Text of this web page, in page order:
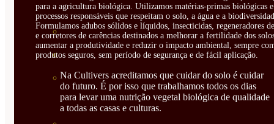
CARENCIAS
ENRAIZANTES
MADURACIÓN Y ENGORDE
REGENERADORES DEL
SUELO
para a agricultura biológica. Utilizamos matérias-primas biológicas e
processos responsáveis que respeitam o solo, a água e a
Formulamos adubos sólidos e líquidos, insecticidas, regeneradores
e corretores de carências destinados a melhorar a fertilidade dos
aumentar a produtividade e reduzir o impacto ambiental, sempre
produtos seguros, sem período de segurança e de fácil aplicação.
Na Cultivers acreditamos que cuidar do solo é cuidar
do futuro. É por isso que trabalhamos todos os dias
para levar uma nutrição vegetal biológica de qualidade
a todas as casas e culturas.